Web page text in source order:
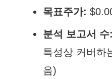
목표주가:
분석 보고서 수:
특성상 커버하
음)